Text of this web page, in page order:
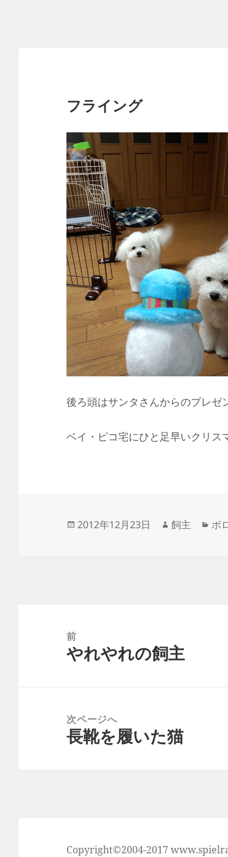
フライング
後ろ頭はサンタさんからのプレゼ
ベイ・ピコ宅にひと足早いクリス
投
2012年12月23日
作
飼主
カ
ボ
前
前
やれやれの飼主
次ページへ
次
長靴を履いた猫
Copyright©2004-2017